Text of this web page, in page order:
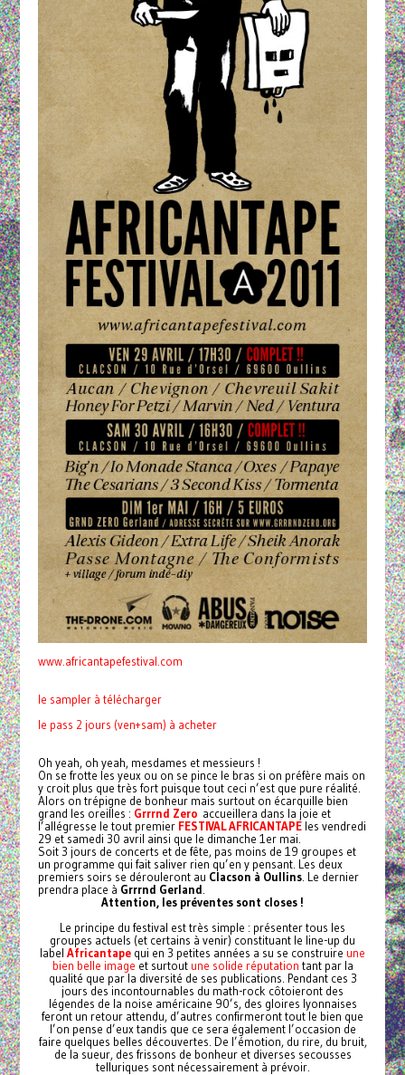
www.africantapefestival.com
le sampler à télécharger
le pass 2 jours (ven+sam) à acheter
Oh yeah, oh yeah, mesdames et messieurs !
On se frotte les yeux ou on se pince le bras si on préfère mais on
y croit plus que très fort puisque tout ceci n’est que pure réalité.
Alors on trépigne de bonheur mais surtout on écarquille bien
grand les oreilles : Grrrnd Zero accueillera dans la joie et
l’allégresse le tout premier FESTIVAL AFRICANTAPEles vendredi
29 et samedi 30 avril ainsi que le dimanche 1er mai.
Soit 3 jours de concerts et de fête, pas moins de 19 groupes et
un programme qui fait saliver rien qu’en y pensant. Les deux
premiers soirs se dérouleront au Clacson à Oullins. Le dernier
prendra place à Grrrnd Gerland
Attention, les préventes sont closes !
Le principe du festival est très simple : présenter tous les
groupes actuels (et certains à venir) constituant le line-up du
label Africantape qui en 3 petites années a su se construire une
bien belle image et surtout une solide réputation tant par la
qualité que par la diversité de ses publications. Pendant ces 3
jours des incontournables du math-rock côtoieront des
légendes de la noise américaine 90’s, des gloires lyonnaises
feront un retour attendu, d’autres confirmeront tout le bien que
l’on pense d’eux tandis que ce sera également l’occasion de
faire quelques belles découvertes. De l’émotion, du rire, du bruit,
de la sueur, des frissons de bonheur et diverses secousses
telluriques sont nécessairement à prévoir.